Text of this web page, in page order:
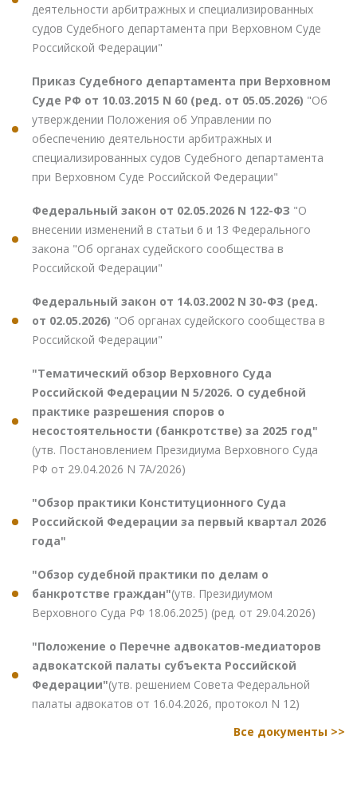
деятельности арбитражных и специализированных
судов Судебного департамента при Верховном Суде
Российской Федерации"
Приказ Судебного департамента при Верховном
Суде РФ от 10.03.2015 N 60 (ред. от 05.05.2026) "Об
утверждении Положения об Управлении по
обеспечению деятельности арбитражных и
специализированных судов Судебного департамента
при Верховном Суде Российской Федерации"
Федеральный закон от 02.05.2026 N 122-ФЗ "О
внесении изменений в статьи 6 и 13 Федерального
закона "Об органах судейского сообщества в
Российской Федерации"
Федеральный закон от 14.03.2002 N 30-ФЗ (ред.
от 02.05.2026) "Об органах судейского сообщества в
Российской Федерации"
"Тематический обзор Верховного Суда
Российской Федерации N 5/2026. О судебной
практике разрешения споров о
несостоятельности (банкротстве) за 2025 год"
(утв. Постановлением Президиума Верховного Суда
РФ от 29.04.2026 N 7А/2026)
"Обзор практики Конституционного Суда
Российской Федерации за первый квартал 2026
года"
"Обзор судебной практики по делам о
банкротстве граждан"(утв. Президиумом
Верховного Суда РФ 18.06.2025) (ред. от 29.04.2026)
"Положение о Перечне адвокатов-медиаторов
адвокатской палаты субъекта Российской
Федерации"(утв. решением Совета Федеральной
палаты адвокатов от 16.04.2026, протокол N 12)
Все документы >>